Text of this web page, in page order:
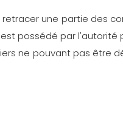
une partie des
possédé par l'autorité
ne pouvant pas être